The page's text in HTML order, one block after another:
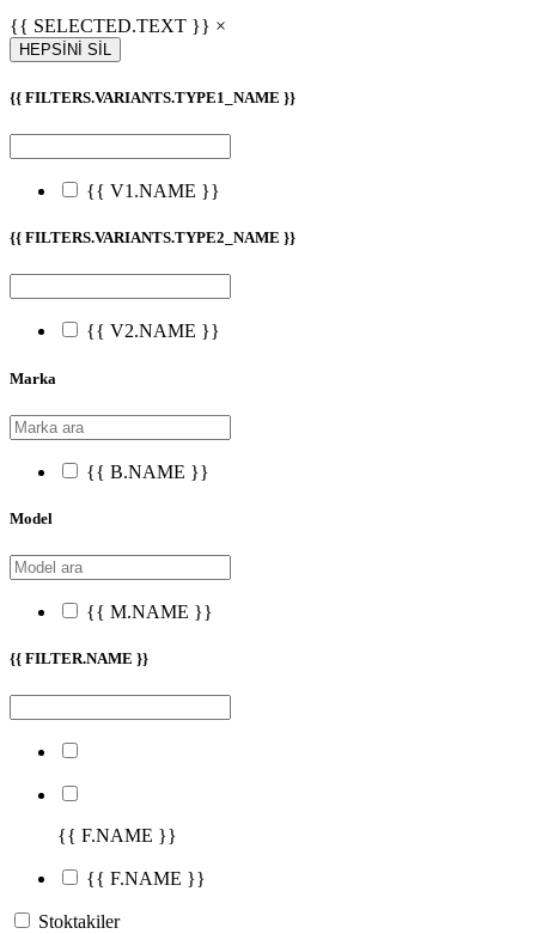
{{ SELECTED.TEXT }} ×
HEPSİNİ SİL
{{ FILTERS.VARIANTS.TYPE1_NAME }}
{{ V1.NAME }}
{{ FILTERS.VARIANTS.TYPE2_NAME }}
{{ V2.NAME }}
Marka
{{ B.NAME }}
Model
{{ M.NAME }}
{{ FILTER.NAME }}
{{ F.NAME }}
{{ F.NAME }}
Stoktakiler